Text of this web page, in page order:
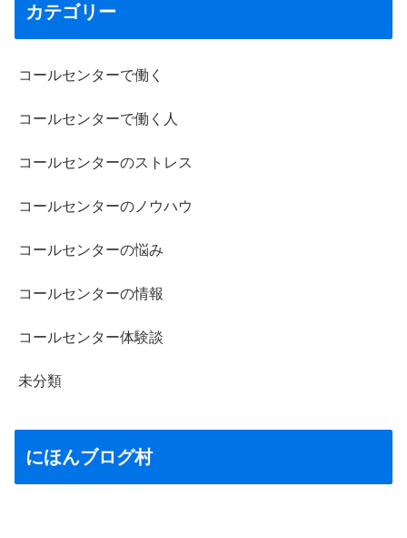
カテゴリー
コールセンターで働く
コールセンターで働く人
コールセンターのストレス
コールセンターのノウハウ
コールセンターの悩み
コールセンターの情報
コールセンター体験談
未分類
にほんブログ村